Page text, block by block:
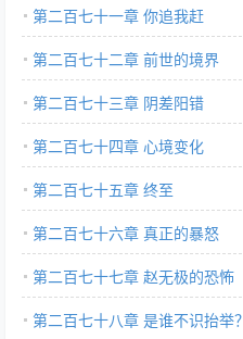
第二百七十一章 你追我赶
第二百七十二章 前世的境界
第二百七十三章 阴差阳错
第二百七十四章 心境变化
第二百七十五章 终至
第二百七十六章 真正的暴怒
第二百七十七章 赵无极的恐怖
第二百七十八章 是谁不识抬举？